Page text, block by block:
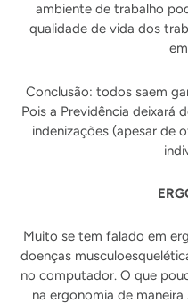
ambiente de trabalho
qualidade de vida dos
Conclusão: todos saem
Pois a Previdência deixará
indenizações (apesar de
Muito se tem falado em
doenças
no computador. O que
na ergonomia de